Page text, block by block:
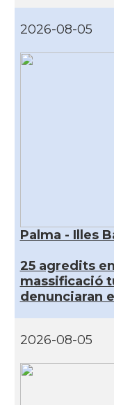
2026-08-05
Palma - Illes
25 agredits
massificació
denunciaran
2026-08-05